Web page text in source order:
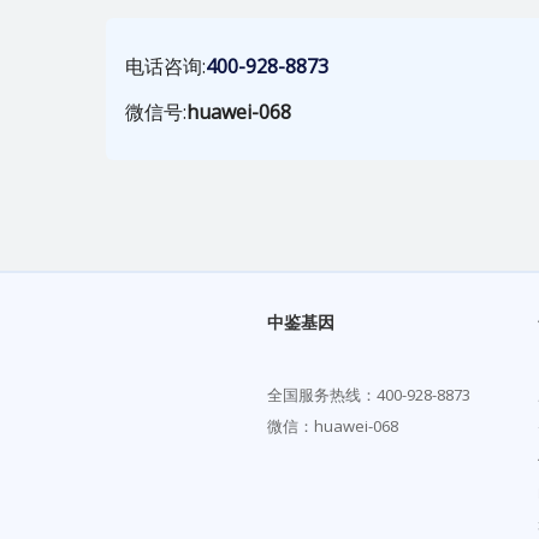
电话咨询:400-928-8873
微信号:huawei-068
中鉴基因
全国服务热线： 400-928-8873
微信：huawei-068